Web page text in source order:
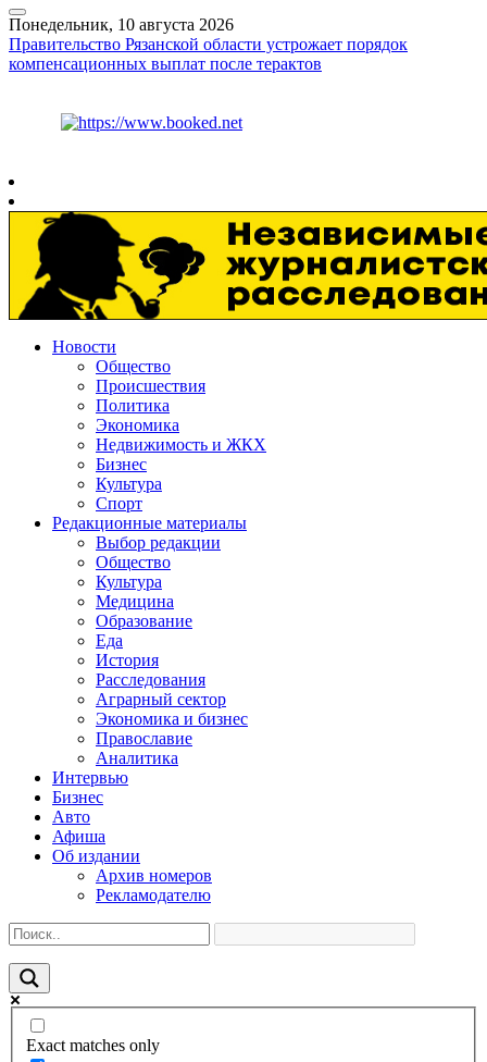
Понедельник, 10 августа 2026
Правительство Рязанской области устрожает порядок
компенсационных выплат после терактов
Новости
Общество
Происшествия
Политика
Экономика
Недвижимость и ЖКХ
Бизнес
Культура
Спорт
Редакционные материалы
Выбор редакции
Общество
Культура
Медицина
Образование
Еда
История
Расследования
Аграрный сектор
Экономика и бизнес
Православие
Аналитика
Интервью
Бизнес
Авто
Афиша
Об издании
Архив номеров
Рекламодателю
Exact matches only